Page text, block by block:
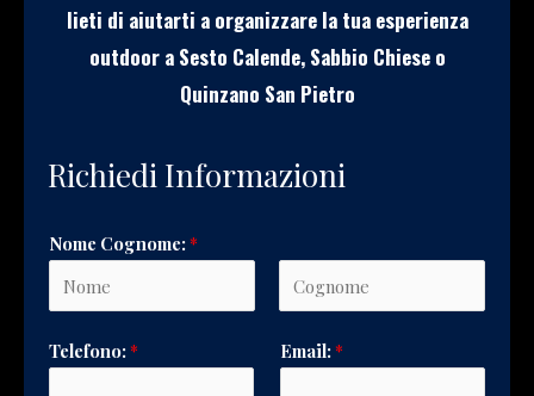
lieti di aiutarti a organizzare la tua esperienza
outdoor a Sesto Calende, Sabbio Chiese o
Quinzano San Pietro
Richiedi Informazioni
Nome Cognome:*
o
o
Telefono:* Email:*